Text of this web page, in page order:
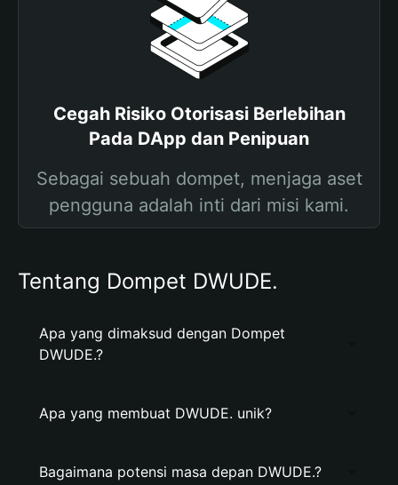
Cegah Risiko Otorisasi Berlebihan
Pada DApp dan Penipuan
Sebagai sebuah dompet, menjaga aset
pengguna adalah inti dari misi kami.
Tentang Dompet DWUDE.
Apa yang dimaksud dengan Dompet
DWUDE.?
Apa yang membuat DWUDE. unik?
Bagaimana potensi masa depan DWUDE.?